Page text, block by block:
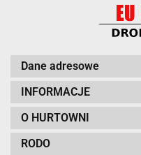
Dane adresowe
INFORMACJE
O HURTOWNI
RODO